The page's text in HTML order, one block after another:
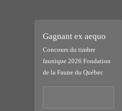
Gagnant ex aequo
Concours du timbre
faunique 2026 Fondation
de la Faune du Québec